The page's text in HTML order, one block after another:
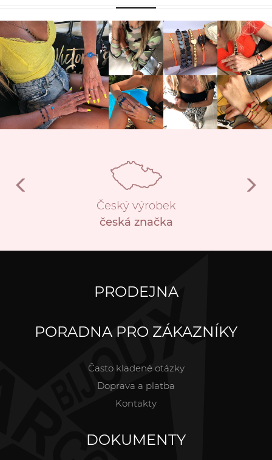
Český výrobek
česká značka
PRODEJNA
PORADNA PRO ZÁKAZNÍKY
Často kladené otázky
Doprava a platba
Kontakty
DOKUMENTY